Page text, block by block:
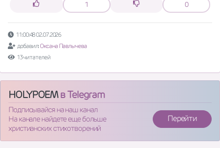
1 0
11:00:48 02.07.2026
добавил: Оксана Павлычева
13 читателей
HOLYPOEMв Telegram
Подписывайся на наш канал
На канале найдете еще больше
христианских стихотворений
Перейти